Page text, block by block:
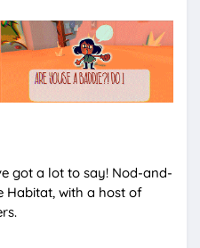
got a lot to say! Nod-and-
Habitat, with a host of